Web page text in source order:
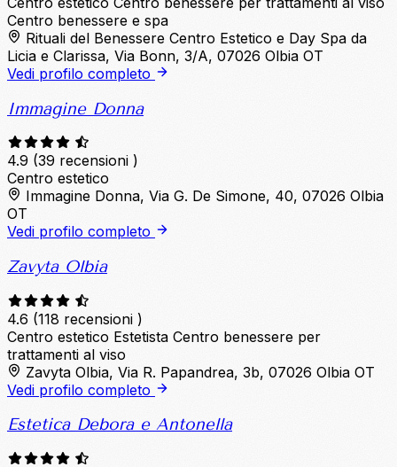
Centro benessere e spa
Rituali del Benessere Centro Estetico e Day Spa da
Licia e Clarissa, Via Bonn, 3/A, 07026 Olbia OT
Vedi profilo completo
Immagine Donna
4.9 (39 recensioni )
Centro estetico
Immagine Donna, Via G. De Simone, 40, 07026 Olbia
OT
Vedi profilo completo
Zavyta Olbia
4.6 (118 recensioni )
Centro estetico Estetista Centro benessere per
trattamenti al viso
Zavyta Olbia, Via R. Papandrea, 3b, 07026 Olbia OT
Vedi profilo completo
Estetica Debora e Antonella